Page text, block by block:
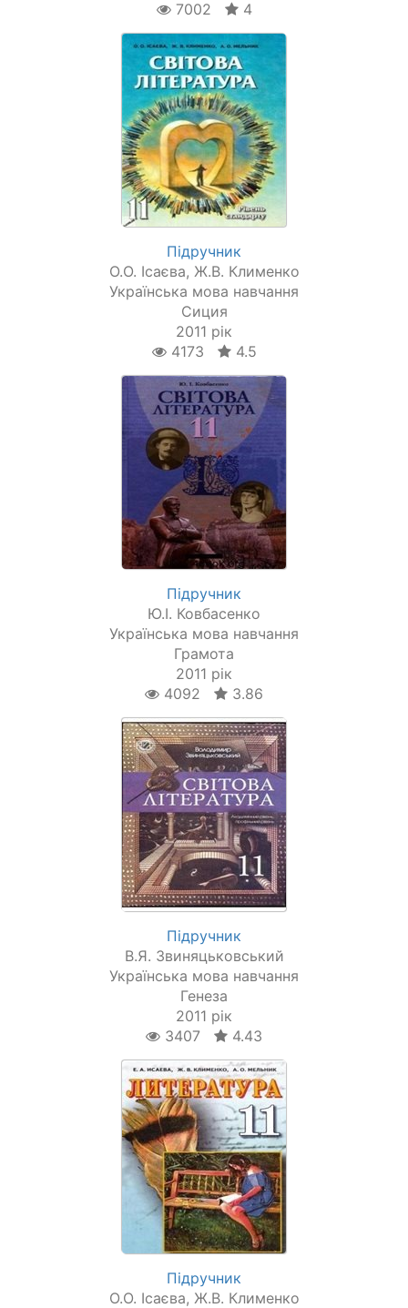
7002 4
Підручник
О.О. Ісаєва, Ж.В. Клименко
Українська мова навчання
Сиция
2011 рік
4173
4.5
Підручник
Ю.І. Ковбасенко
Українська мова навчання
Грамота
2011 рік
4092
3.86
Підручник
В.Я. Звиняцьковський
Українська мова навчання
Генеза
2011 рік
3407
4.43
Підручник
О.О. Ісаєва, Ж.В. Клименко